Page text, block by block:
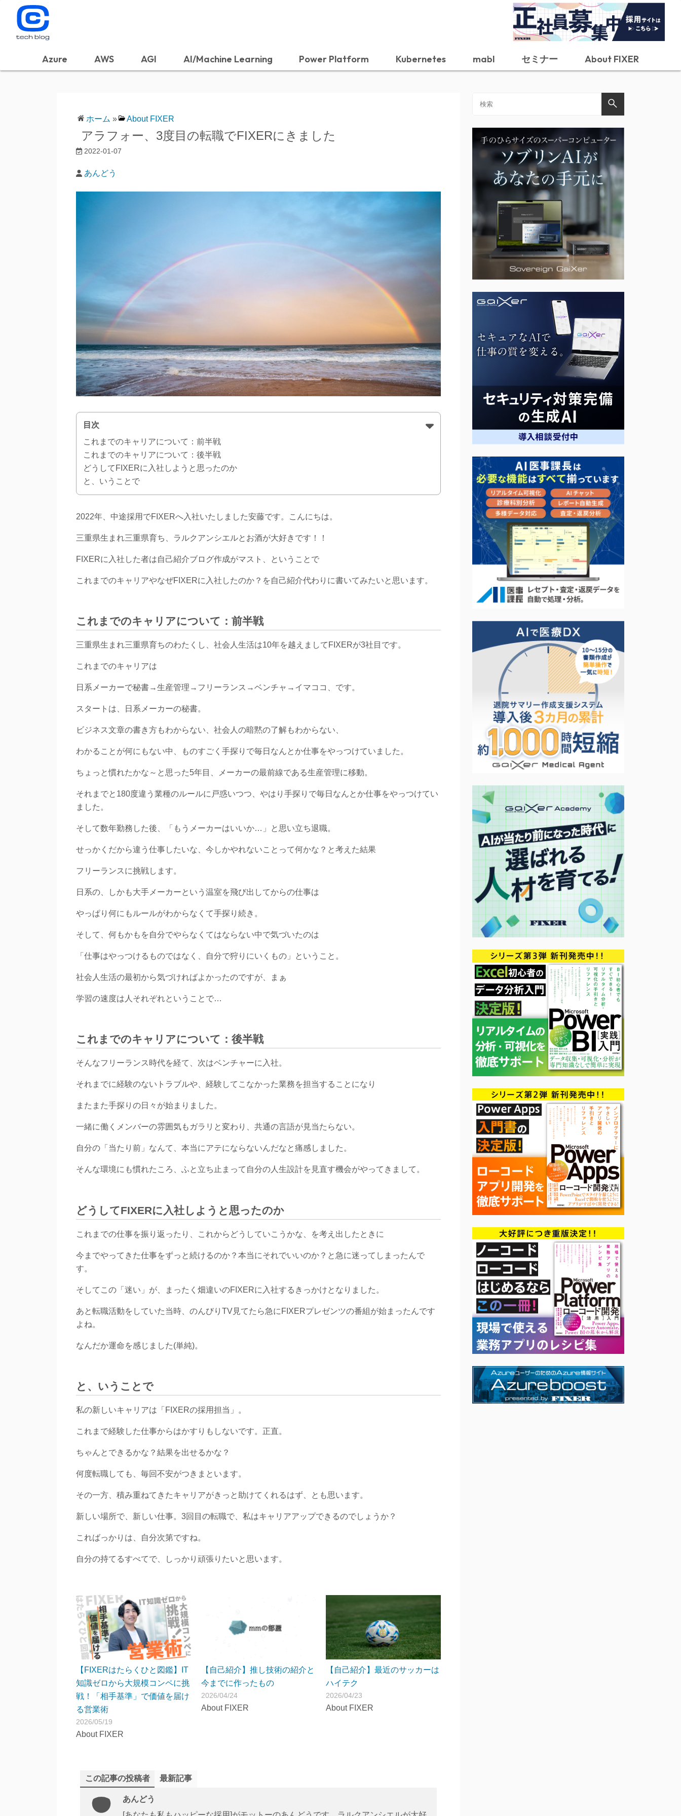
Azure AWS AGI AI/Machine Learning Power Platform Kubernetes mabl セミナー About FIXER
ホーム » About FIXER
アラフォー、3度目の転職でFIXERにきました
2022-01-07
あんどう
目次
これまでのキャリアについて：前半戦
これまでのキャリアについて：後半戦
どうしてFIXERに入社しようと思ったのか
と、いうことで
2022年、中途採用でFIXERへ入社いたしました安藤です。こんにちは。
三重県生まれ三重県育ち、ラルクアンシエルとお酒が大好きです！！
FIXERに入社した者は自己紹介ブログ作成がマスト、ということで
これまでのキャリアやなぜFIXERに入社したのか？を自己紹介代わりに書いてみたいと思います。
これまでのキャリアについて：前半戦
三重県生まれ三重県育ちのわたくし、社会人生活は10年を越えましてFIXERが3社目です。
これまでのキャリアは
日系メーカーで秘書→生産管理→フリーランス→ベンチャ→イマココ、です。
スタートは、日系メーカーの秘書。
ビジネス文章の書き方もわからない、社会人の暗黙の了解もわからない、
わかることが何にもない中、ものすごく手探りで毎日なんとか仕事をやっつけていました。
ちょっと慣れたかな～と思った5年目、メーカーの最前線である生産管理に移動。
それまでと180度違う業種のルールに戸惑いつつ、やはり手探りで毎日なんとか仕事をやっつけてい
ました。
そして数年勤務した後、「もうメーカーはいいか…」と思い立ち退職。
せっかくだから違う仕事したいな、今しかやれないことって何かな？と考えた結果
フリーランスに挑戦します。
日系の、しかも大手メーカーという温室を飛び出してからの仕事は
やっぱり何にもルールがわからなくて手探り続き。
そして、何もかもを自分でやらなくてはならない中で気づいたのは
「仕事はやっつけるものではなく、自分で狩りにいくもの」ということ。
社会人生活の最初から気づければよかったのですが、まぁ
学習の速度は人それぞれということで…
これまでのキャリアについて：後半戦
そんなフリーランス時代を経て、次はベンチャーに入社。
それまでに経験のないトラブルや、経験してこなかった業務を担当することになり
またまた手探りの日々が始まりました。
一緒に働くメンバーの雰囲気もガラリと変わり、共通の言語が見当たらない。
自分の「当たり前」なんて、本当にアテにならないんだなと痛感しました。
そんな環境にも慣れたころ、ふと立ち止まって自分の人生設計を見直す機会がやってきまして。
どうしてFIXERに入社しようと思ったのか
これまでの仕事を振り返ったり、これからどうしていこうかな、を考え出したときに
今までやってきた仕事をずっと続けるのか？本当にそれでいいのか？と急に迷ってしまったんで
す。
そしてこの「迷い」が、まったく畑違いのFIXERに入社するきっかけとなりました。
あと転職活動をしていた当時、のんびりTV見てたら急にFIXERプレゼンツの番組が始まったんです
よね。
なんだか運命を感じました(単純)。
と、いうことで
私の新しいキャリアは「FIXERの採用担当」。
これまで経験した仕事からはかすりもしないです。正直。
ちゃんとできるかな？結果を出せるかな？
何度転職しても、毎回不安がつきまといます。
その一方、積み重ねてきたキャリアがきっと助けてくれるはず、とも思います。
新しい場所で、新しい仕事。3回目の転職で、私はキャリアアップできるのでしょうか？
こればっかりは、自分次第ですね。
自分の持てるすべてで、しっかり頑張りたいと思います。
【FIXERはたらくひと図鑑】IT
知識ゼロから大規模コンペに挑
戦！「相手基準」で価値を届け
る営業術
2026/05/19
About FIXER
【自己紹介】推し技術の紹介と
今までに作ったもの
2026/04/24
About FIXER
【自己紹介】最近のサッカーは
ハイテク
2026/04/23
About FIXER
この記事の投稿者 最新記事
あんどう